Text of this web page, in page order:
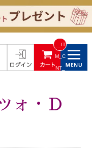
__IT
M_C
NT_
ォ・Ｄ